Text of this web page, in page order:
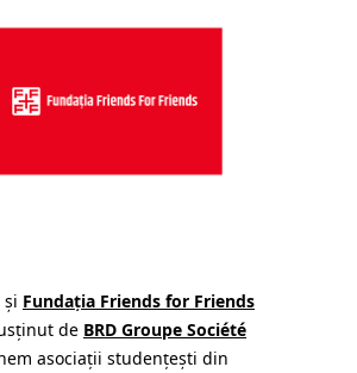
și Fundația Friends for Friends
de BRD Groupe Société
asociații studențești din